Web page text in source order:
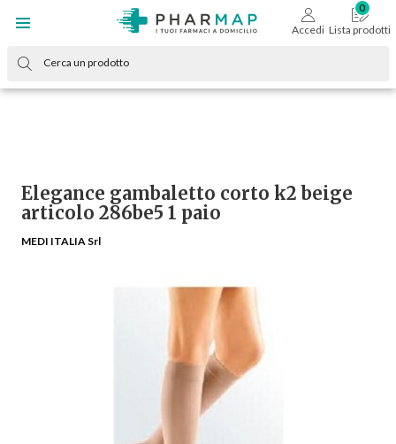
Accedi Lista prodotti
Elegance gambaletto corto k2 beige
articolo 286be5 1 paio
MEDI ITALIA Srl